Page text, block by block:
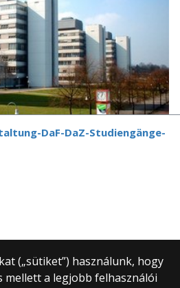
DaF-DaZ-Studiengänge-
(„sütiket”) használunk, hogy
mellett a legjobb felhasználói
Tudományegyetem